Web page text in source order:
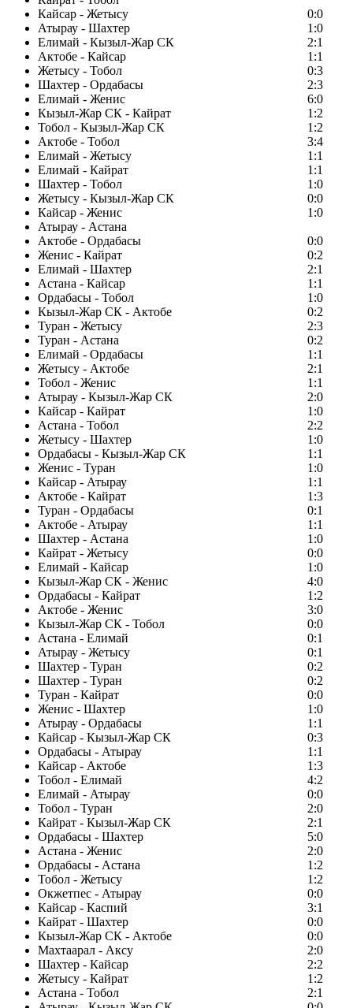
Кайсар - Жетысу
0:0
Атырау - Шахтер
1:0
Елимай - Кызыл-Жар СК
2:1
Актобе - Кайсар
1:1
Жетысу - Тобол
0:3
Шахтер - Ордабасы
2:3
Елимай - Женис
6:0
Кызыл-Жар СК - Кайрат
1:2
Тобол - Кызыл-Жар СК
1:2
Актобе - Тобол
3:4
Елимай - Жетысу
1:1
Елимай - Кайрат
1:1
Шахтер - Тобол
1:0
Жетысу - Кызыл-Жар СК
0:0
Кайсар - Женис
1:0
Атырау - Астана
Актобе - Ордабасы
0:0
Женис - Кайрат
0:2
Елимай - Шахтер
2:1
Астана - Кайсар
1:1
Ордабасы - Тобол
1:0
Кызыл-Жар СК - Актобе
0:2
Туран - Жетысу
2:3
Туран - Астана
0:2
Елимай - Ордабасы
1:1
Жетысу - Актобе
2:1
Тобол - Женис
1:1
Атырау - Кызыл-Жар СК
2:0
Кайсар - Кайрат
1:0
Астана - Тобол
2:2
Жетысу - Шахтер
1:0
Ордабасы - Кызыл-Жар СК
1:1
Женис - Туран
1:0
Кайсар - Атырау
1:1
Актобе - Кайрат
1:3
Туран - Ордабасы
0:1
Актобе - Атырау
1:1
Шахтер - Астана
1:0
Кайрат - Жетысу
0:0
Елимай - Кайсар
1:0
Кызыл-Жар СК - Женис
4:0
Ордабасы - Кайрат
1:2
Актобе - Женис
3:0
Кызыл-Жар СК - Тобол
0:0
Астана - Елимай
0:1
Атырау - Жетысу
0:1
Шахтер - Туран
0:2
Шахтер - Туран
0:2
Туран - Кайрат
0:0
Женис - Шахтер
1:0
Атырау - Ордабасы
1:1
Кайсар - Кызыл-Жар СК
0:3
Ордабасы - Атырау
1:1
Кайсар - Актобе
1:3
Тобол - Елимай
4:2
Елимай - Атырау
0:0
Тобол - Туран
2:0
Кайрат - Кызыл-Жар СК
2:1
Ордабасы - Шахтер
5:0
Астана - Женис
2:0
Ордабасы - Астана
1:2
Тобол - Жетысу
1:2
Окжетпес - Атырау
0:0
Кайсар - Каспий
3:1
Кайрат - Шахтер
0:0
Кызыл-Жар СК - Актобе
0:0
Махтаарал - Аксу
2:0
Шахтер - Кайсар
2:2
Жетысу - Кайрат
1:2
Астана - Тобол
2:1